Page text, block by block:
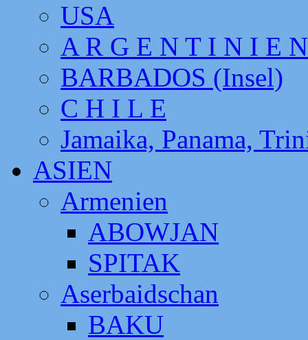
USA
A R G E N T I N I E N
BARBADOS (Insel)
C H I L E
Jamaika, Panama,
ASIEN
Armenien
ABOWJAN
SPITAK
Aserbaidschan
BAKU